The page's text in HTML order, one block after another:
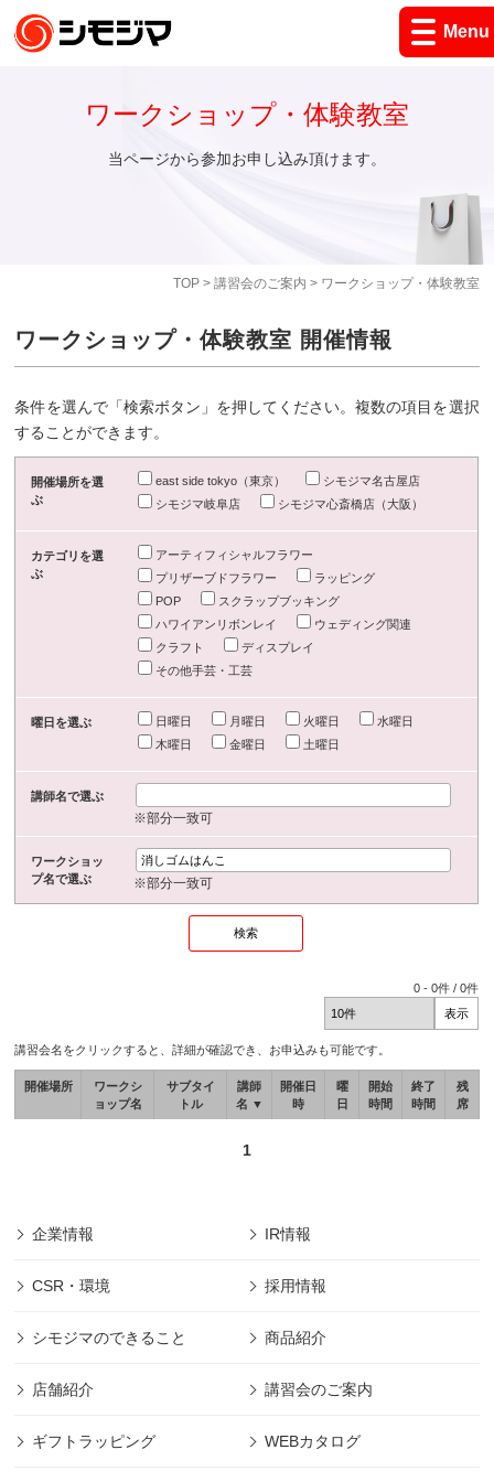
Menu
TOP> 講習会のご案内 > ワークショップ・体験教室
ワークショップ・体験教室
当ページから参加お申し込み頂けます。
ワークショップ・体験教室 開催情報
条件を選んで「検索ボタン」を押してください。複数の項目を選択
することができます。
開催場所を選
ぶ
east side tokyo（東京）
シモジマ名古屋店
シモジマ岐阜店
シモジマ心斎橋店（大阪）
カテゴリを選
ぶ
アーティフィシャルフラワー
プリザーブドフラワー
ラッピング
POP
スクラップブッキング
ハワイアンリボンレイ
ウェディング関連
クラフト
ディスプレイ
その他手芸・工芸
曜日を選ぶ 日曜日 月曜日 火曜日
水曜日
木曜日
金曜日 土曜日
講師名で選ぶ
※部分一致可
ワークショッ
プ名で選ぶ
※部分一致可
0 -0件 /0件
講習会名をクリックすると、詳細が確認でき、お申込みも可能です。
開催場所
ワークシ
ョップ名
サブタイ
トル
講師
名 ▼
開催日
時
曜
日
開始
時間
終了
時間
残
席
1
企業情報 IR情報
CSR・環境 採用情報
シモジマのできること 商品紹介
店舗紹介 講習会のご案内
ギフトラッピング WEBカタログ